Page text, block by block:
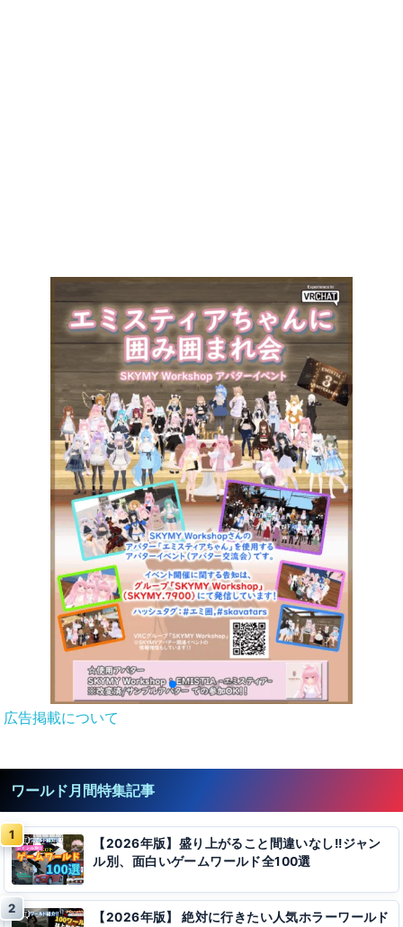
広告掲載について
ワールド月間特集記事
【2026年版】盛り上がること間違いなし!!ジャン
ル別、面白いゲームワールド全100選
【2026年版】 絶対に行きたい人気ホラーワールド